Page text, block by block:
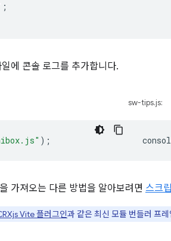
;
에 콘솔 로그를 추가합니다.
);
sw-tips.js:
가져오는 다른 방법을 알아보려면 스크
Vite 플러그인과 같은 최신 모듈 번들러 프